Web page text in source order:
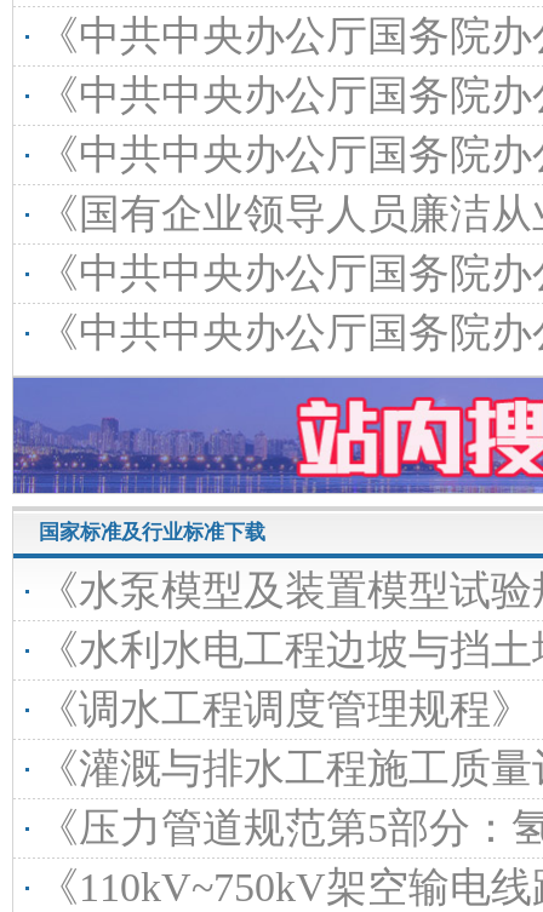
《中共中央办公厅国务院办公厅关于
《中共中央办公厅国务院办公厅关于印发〈
《中共中央办公厅国务院办公厅关于推
《国有企业领导人员廉洁从业规定》（2026年
《中共中央办公厅国务院办公厅关于加
《中共中央办公厅国务院办公厅关于做好第二轮
国家标准及行业标准下载
《水泵模型及装置模型试验规程》（SL/
《水利水电工程边坡与挡土墙设计规范》（SL/
《调水工程调度管理规程》（SL/T851-
《灌溉与排水工程施工质量评定规程》（
《压力管道规范第5部分：氢用管道》（GB/
《110kV~750kV架空输电线路施工质量检验及评定规